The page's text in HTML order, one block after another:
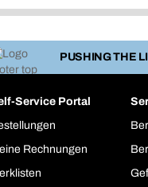
PUSHING THE
Service Portal
Rechnungen